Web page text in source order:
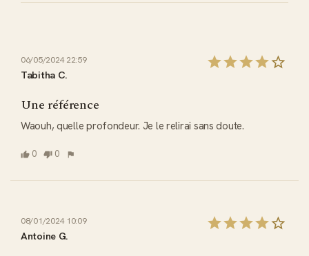
06/05/2024 22:59
Tabitha C.
Une référence
Waouh, quelle profondeur. Je le relirai sans doute.
0 0
08/01/2024 10:09
Antoine G.